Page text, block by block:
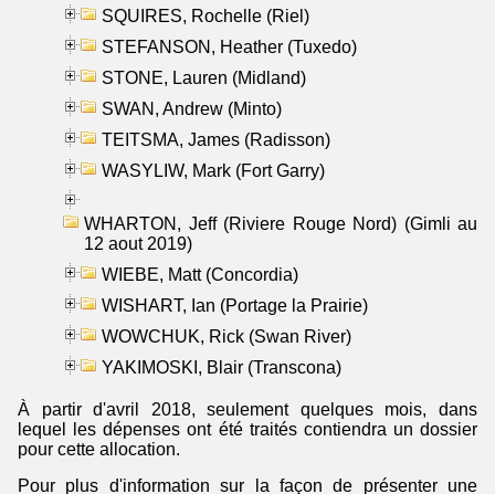
SQUIRES, Rochelle (Riel)
STEFANSON, Heather (Tuxedo)
STONE, Lauren (Midland)
SWAN, Andrew (Minto)
TEITSMA, James (Radisson)
WASYLIW, Mark (Fort Garry)
WHARTON, Jeff (Riviere Rouge Nord) (Gimli au
12 aout 2019)
WIEBE, Matt (Concordia)
WISHART, Ian (Portage la Prairie)
WOWCHUK, Rick (Swan River)
YAKIMOSKI, Blair (Transcona)
À partir d'avril 2018, seulement quelques mois, dans
lequel les dépenses ont été traités contiendra un dossier
pour cette allocation.
Pour plus d'information sur la façon de présenter une